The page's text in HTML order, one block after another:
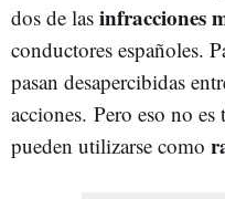
dos de las infracciones
conductores españoles.
pasan desapercibidas
acciones. Pero eso no
pueden utilizarse como